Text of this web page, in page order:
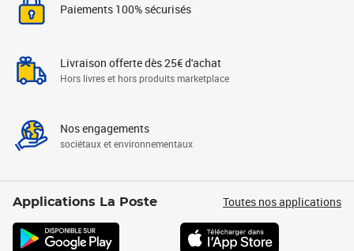
Paiements 100% sécurisés
Livraison offerte dès 25€ d'achat
Hors livres et hors produits marketplace
Nos engagements
sociétaux et environnementaux
Applications La Poste Toutes nos applications